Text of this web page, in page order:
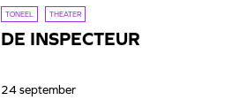
TONEEL THEATER
DE INSPECTEUR
24 september